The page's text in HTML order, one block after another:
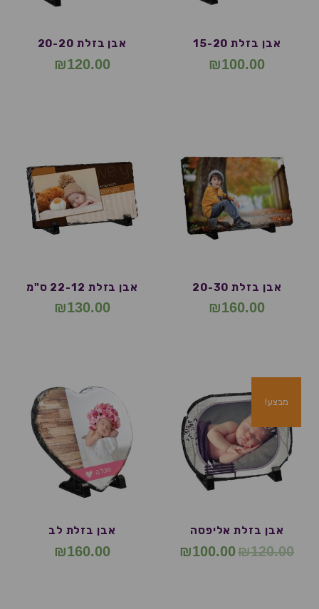
אבן בזלת 15-20
₪100.00
אבן בזלת 20-20
₪120.00
אבן בזלת 20-30
₪160.00
אבן בזלת 22-12 ס"מ
₪130.00
מבצע!
אבן בזלת אליפסה
₪120.00
₪100.00
אבן בזלת לב
₪160.00